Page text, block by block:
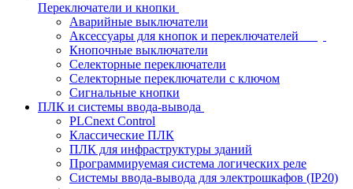
Переключатели и кнопки
Аварийные выключатели
Аксессуары для кнопок и переключателей
Кнопочные выключатели
Селекторные переключатели
Селекторные переключатели с ключом
Сигнальные кнопки
ПЛК и системы ввода-вывода
PLCnext Control
Классические ПЛК
ПЛК для инфраструктуры зданий
Программируемая система логических реле
Системы ввода-вывода для электрошкафов (IP20)